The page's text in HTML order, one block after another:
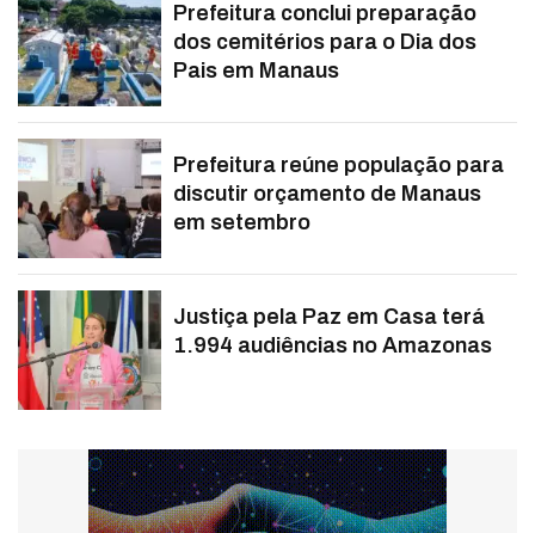
Prefeitura conclui preparação
dos cemitérios para o Dia dos
Pais em Manaus
Prefeitura reúne população para
discutir orçamento de Manaus
em setembro
Justiça pela Paz em Casa terá
1.994 audiências no Amazonas